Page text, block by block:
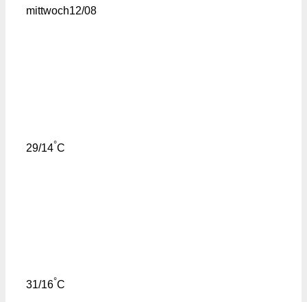
mittwoch12/08
29/14°C
31/16°C